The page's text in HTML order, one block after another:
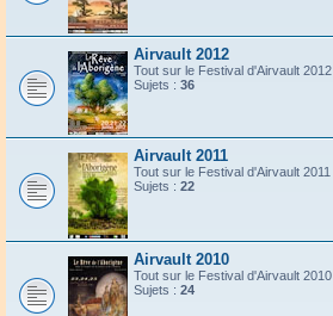
Airvault 2012
Tout sur le Festival d'Airvault 2012
Sujets : 36
Airvault 2011
Tout sur le Festival d'Airvault 2011
Sujets : 22
Airvault 2010
Tout sur le Festival d'Airvault 2010
Sujets : 24